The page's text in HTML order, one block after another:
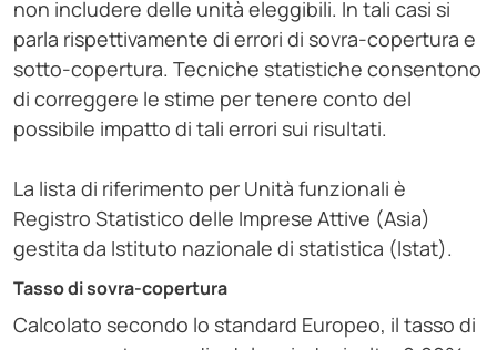
non includere delle unità eleggibili. In tali casi si
parla rispettivamente di errori di sovra-copertura e
sotto-copertura. Tecniche statistiche consentono
di correggere le stime per tenere conto del
possibile impatto di tali errori sui risultati.
La lista di riferimento per Unità funzionali è
Registro Statistico delle Imprese Attive (Asia)
gestita da Istituto nazionale di statistica (Istat).
Tasso di sovra-copertura
Calcolato secondo lo standard Europeo, il tasso di